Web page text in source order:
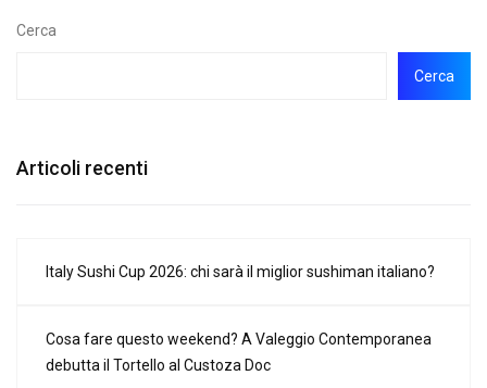
Cerca
Cerca
Articoli recenti
Italy Sushi Cup 2026: chi sarà il miglior sushiman italiano?
Cosa fare questo weekend? A Valeggio Contemporanea
debutta il Tortello al Custoza Doc